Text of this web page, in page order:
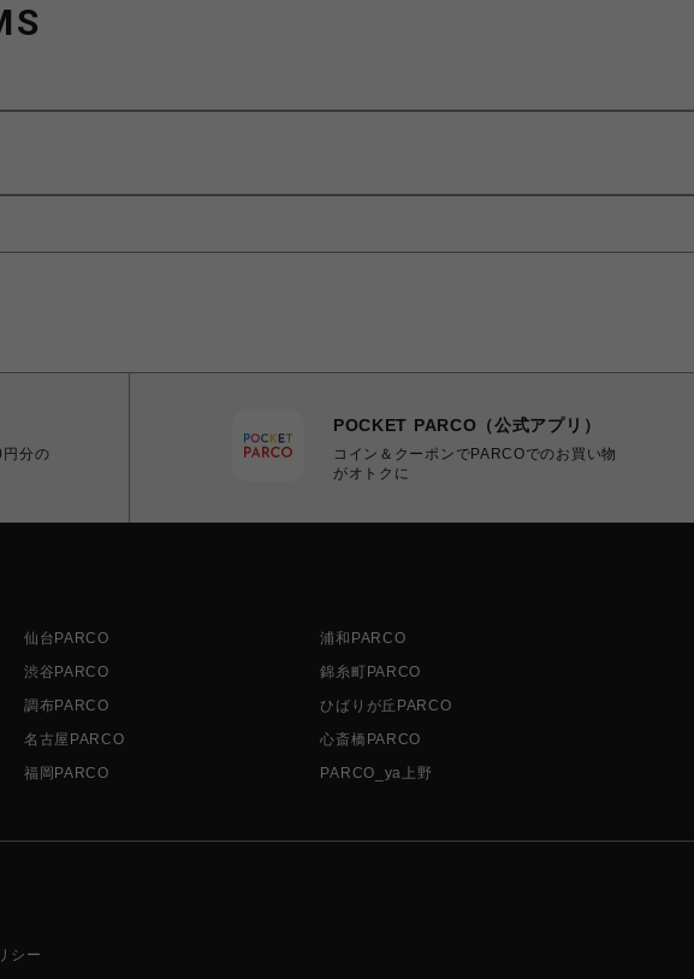
分の
POCKET PARCO（公式アプリ）
コイン＆クーポンでPARCOでのお買い物
がオトクに
仙台PARCO
浦和PARCO
渋谷PARCO
錦糸町PARCO
調布PARCO
ひばりが丘PARCO
名古屋PARCO
心斎橋PARCO
福岡PARCO PARCO_ya上野
シー